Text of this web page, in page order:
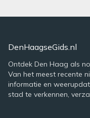
DenHaagseGids.nl
Ontdek Den Haag als
Van het meest recente
informatie en
stad te verkennen,